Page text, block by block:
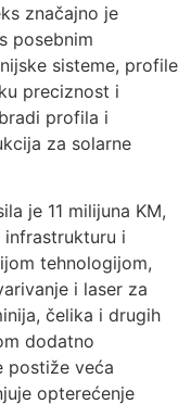
značajno je
posebnim
sisteme, profile
preciznost i
profila i
za solarne
je 11 milijuna KM,
i
tehnologijom,
i laser za
čelika i drugih
dodatno
postiže veća
opterećenje